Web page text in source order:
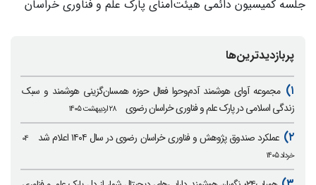
جلسه کمیسیون دائمی هیئت‌امنای پارک علم و فناوری خراسان
پربازدیدترین‌ها
۱)
مجموعه آوای هوشمند آدم‌وحوا فعال حوزه همسان‌گزینی هوشمند و سبک
زندگی اسلامی در پارک علم و فناوری خراسان رضوی
۲۸ اردیبهشت ۱۴۰۵
۲) عملکرد صندوق پژوهش و فناوری خراسان رضوی در سال ۱۴۰۴ اعلام شد
۰۴
خرداد ۱۴۰۵